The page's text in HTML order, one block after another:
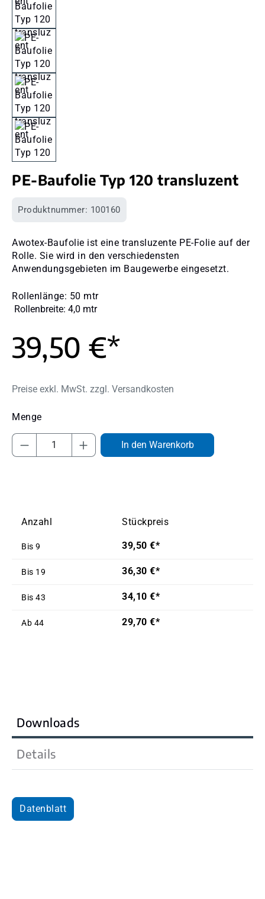
PE-Baufolie Typ 120 transluzent
Produktnummer: 100160
Awotex-Baufolie ist eine transluzente PE-Folie auf der
Rolle. Sie wird in den verschiedensten
Anwendungsgebieten im Baugewerbe eingesetzt.
Rollenlänge: 50 mtr
Rollenbreite: 4,0 mtr
39,50 €*
Preise exkl. MwSt. zzgl. Versandkosten
Produkt Anzahl: Gib den gewünschten
In den Warenkorb
Anzahl Stückpreis
Bis 9 39,50 €*
Bis 19 36,30 €*
Bis 43 34,10 €*
Ab 44 29,70 €*
Downloads
Details
Datenblatt